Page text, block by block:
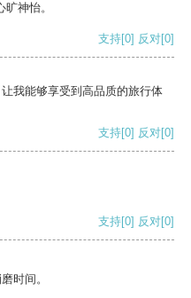
神怡。
支持[0] 反对[0]
我能够享受到高品质的旅行体
支持[0] 反对[0]
支持[0] 反对[0]
时间。